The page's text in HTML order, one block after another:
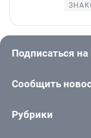
Подписаться на
Сообщить
Рубрики